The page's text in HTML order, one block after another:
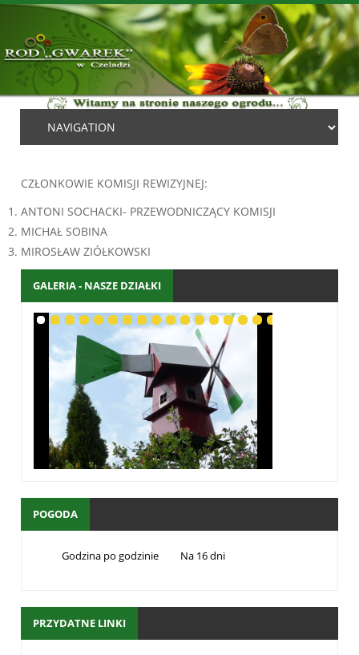
CZŁONKOWIE KOMISJI REWIZYJNEJ:
ANTONI SOCHACKI- PRZEWODNICZĄCY KOMISJI
MICHAŁ SOBINA
MIROSŁAW ZIÓŁKOWSKI
GALERIA - NASZE DZIAŁKI
POGODA
Godzina po godzinie Na 16 dni
PRZYDATNE LINKI